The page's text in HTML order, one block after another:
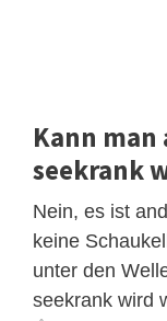
Kann man
seekrank
Nein, es ist
keine
unter den
seekrank wird